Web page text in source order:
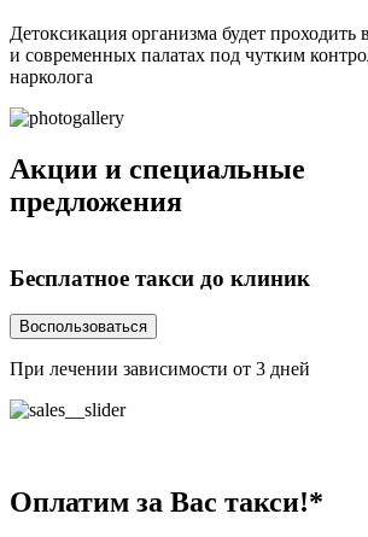
Детоксикация организма будет проходить
и современных палатах под чутким
нарколога
Акции и специальные
предложения
Бесплатное такси до клиник
Воспользоваться
При лечении зависимости от 3 дней
Оплатим за Вас такси!*